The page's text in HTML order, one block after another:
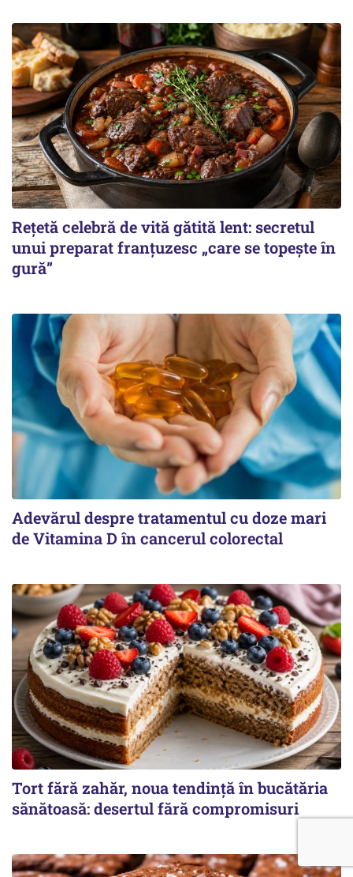
Rețetă celebră de vită gătită lent: secretul
unui preparat franțuzesc „care se topește în
gură”
Adevărul despre tratamentul cu doze mari
de Vitamina D în cancerul colorectal
Tort fără zahăr, noua tendință în bucătăria
sănătoasă: desertul fără compromisuri